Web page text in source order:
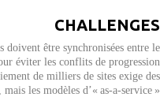
CHALLENGES
doivent être synchronisées entre le
éviter les conflits de progression.
de milliers de sites exige des
les modèles d’« as‑a‑service »